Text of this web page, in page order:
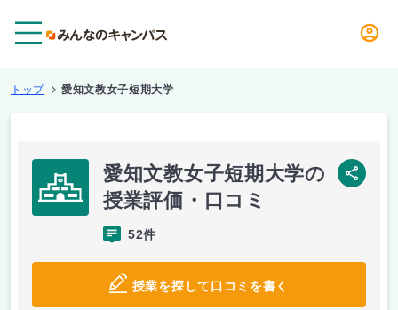
トップ 愛知文教女子短期大学
愛知文教女子短期大学の
授業評価・口コミ
52件
授業を探して口コミを書く
SNS